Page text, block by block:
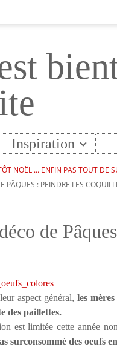
Inspiration
NOËL ... ENFIN PAS TOUT DE
PÂQUES : PEINDRE LES
de
aspect général, les
des paillettes.
est limitée cette année
surconsommé des oeufs